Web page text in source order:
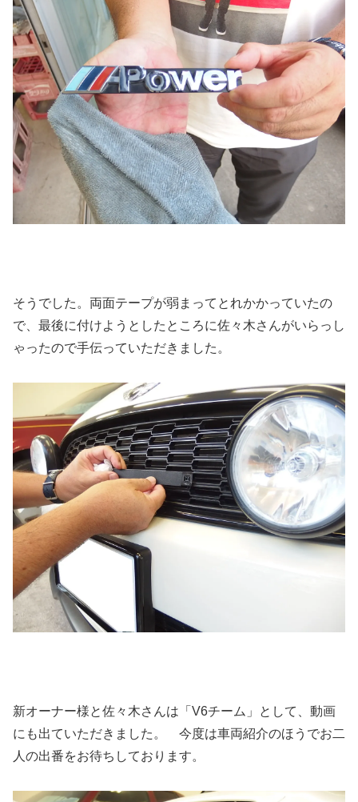
そうでした。両面テープが弱まってとれかかっていたの
で、最後に付けようとしたところに佐々木さんがいらっし
ゃったので手伝っていただきました。
新オーナー様と佐々木さんは「V6チーム」として、動画
にも出ていただきました。 今度は車両紹介のほうでお二
人の出番をお待ちしております。